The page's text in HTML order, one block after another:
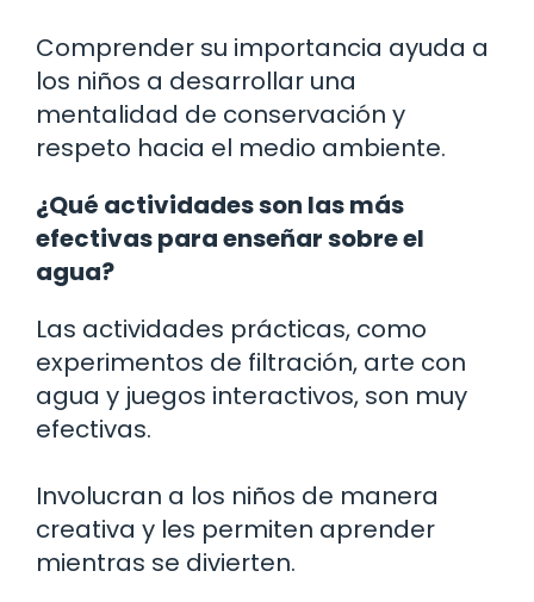
Comprender su importancia ayuda a
los niños a desarrollar una
mentalidad de conservación y
respeto hacia el medio ambiente.
¿Qué actividades son las más
efectivas para enseñar sobre el
agua?
Las actividades prácticas, como
experimentos de filtración, arte con
agua y juegos interactivos, son muy
efectivas.
Involucran a los niños de manera
creativa y les permiten aprender
mientras se divierten.